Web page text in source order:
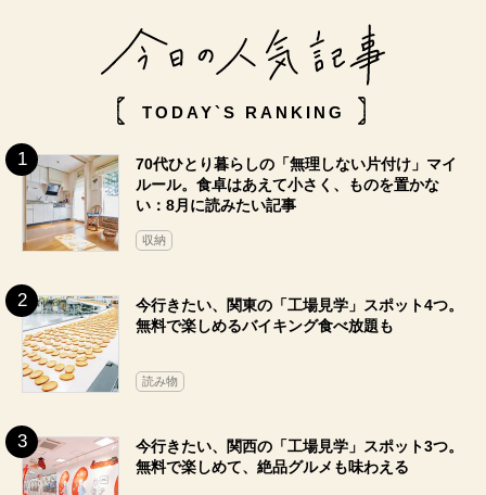
TODAY`S RANKING
70代ひとり暮らしの「無理しない片付け」マイ
ルール。食卓はあえて小さく、ものを置かな
い：8月に読みたい記事
収納
今行きたい、関東の「工場見学」スポット4つ。
無料で楽しめるバイキング食べ放題も
読み物
今行きたい、関西の「工場見学」スポット3つ。
無料で楽しめて、絶品グルメも味わえる